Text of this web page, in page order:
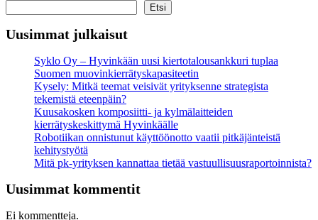
Etsi
Uusimmat julkaisut
Syklo Oy – Hyvinkään uusi kiertotalousankkuri tuplaa
Suomen muovinkierrätyskapasiteetin
Kysely: Mitkä teemat veisivät yrityksenne strategista
tekemistä eteenpäin?
Kuusakosken komposiitti- ja kylmälaitteiden
kierrätyskeskittymä Hyvinkäälle
Robotiikan onnistunut käyttöönotto vaatii pitkäjänteistä
kehitystyötä
Mitä pk-yrityksen kannattaa tietää vastuullisuus­raportoinnista?
Uusimmat kommentit
Ei kommentteja.